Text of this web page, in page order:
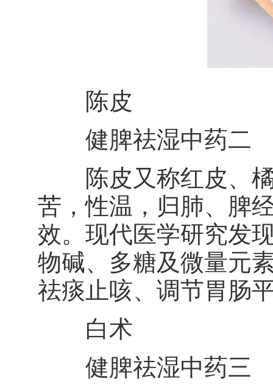
陈皮
健脾祛湿中药二
陈皮又称红皮、橘
苦，性温，归肺、脾
效。现代医学研究发
物碱、多糖及微量元
祛痰止咳、调节胃肠
白术
健脾祛湿中药三